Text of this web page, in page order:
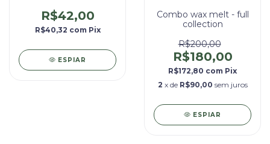
R$42,00
R$40,32 com Pix
ESPIAR
Combo wax melt - full
collection
R$200,00
R$180,00
R$172,80 com Pix
2 x de R$90,00 sem juros
ESPIAR